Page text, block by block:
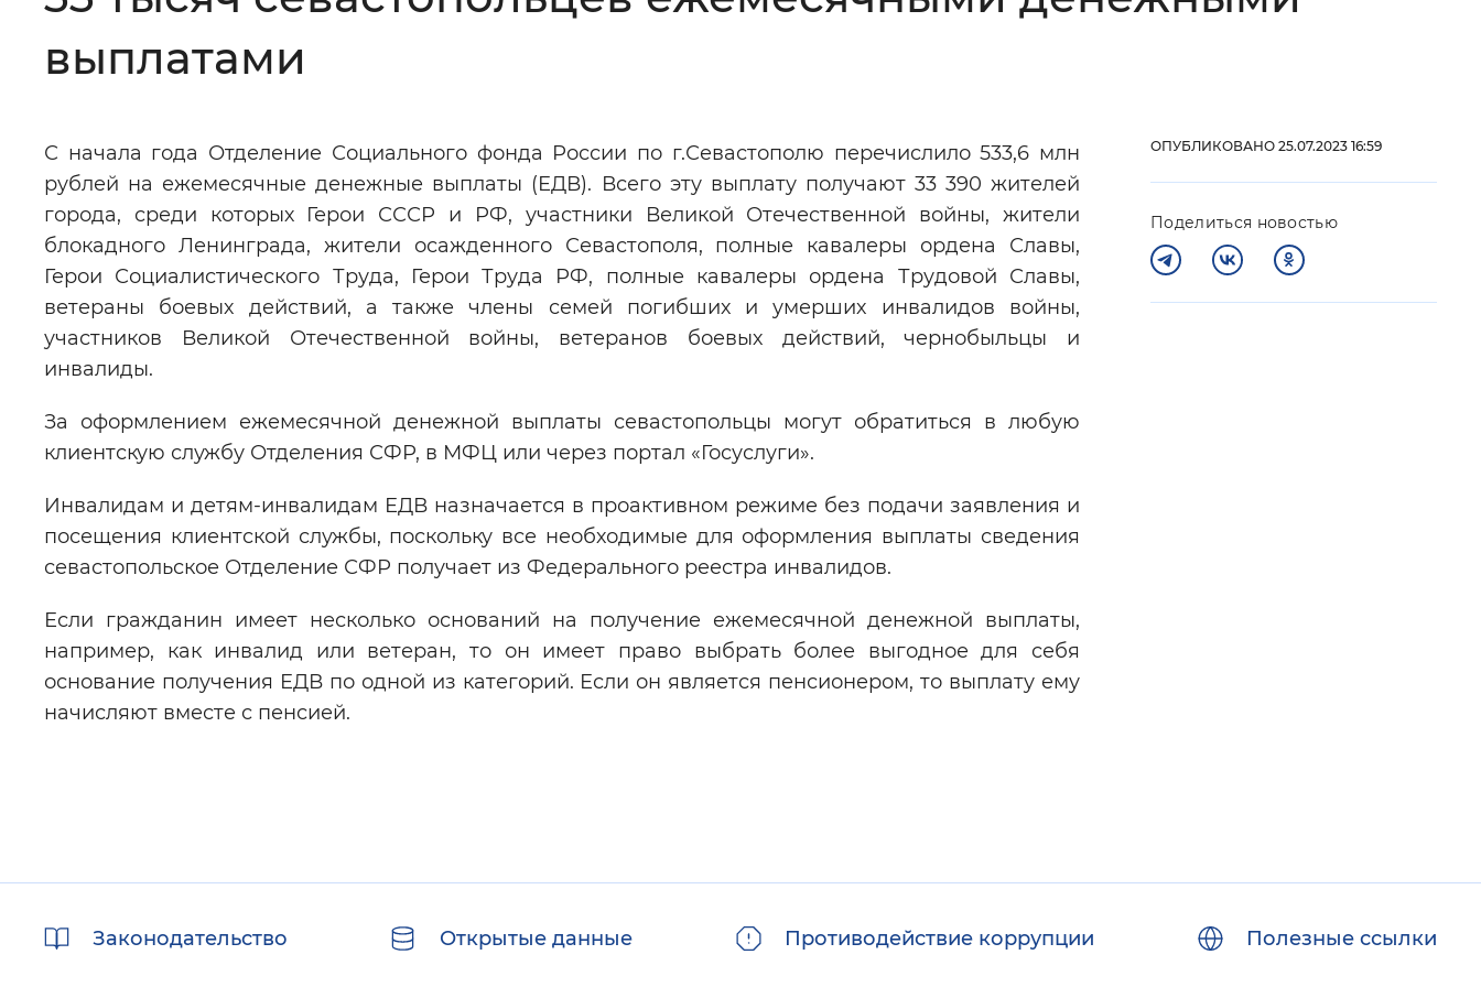
Звуковой ассистент: Воспроизвести Остановить Повторить
Вернуть стандартные настройки
выплатами
С начала года Отделение Социального фонда России по г.Севастополю перечислило 533,6 млн
рублей на ежемесячные денежные выплаты (ЕДВ). Всего эту выплату получают 33 390 жителей
города, среди которых Герои СССР и РФ, участники Великой Отечественной войны, жители
блокадного Ленинграда, жители осажденного Севастополя, полные кавалеры ордена Славы,
Герои Социалистического Труда, Герои Труда РФ, полные кавалеры ордена Трудовой Славы,
ветераны боевых действий, а также члены семей погибших и умерших инвалидов войны,
участников Великой Отечественной войны, ветеранов боевых действий, чернобыльцы и
инвалиды.
За оформлением ежемесячной денежной выплаты севастопольцы могут обратиться в любую
клиентскую службу Отделения СФР, в МФЦ или через портал «Госуслуги».
Инвалидам и детям-инвалидам ЕДВ назначается в проактивном режиме без подачи заявления и
посещения клиентской службы, поскольку все необходимые для оформления выплаты сведения
севастопольское Отделение СФР получает из Федерального реестра инвалидов.
Если гражданин имеет несколько оснований на получение ежемесячной денежной выплаты,
например, как инвалид или ветеран, то он имеет право выбрать более выгодное для себя
основание получения ЕДВ по одной из категорий. Если он является пенсионером, то выплату ему
начисляют вместе с пенсией.
ОПУБЛИКОВАНО 25.07.2023 16:59
Поделиться новостью
ссылкиЗаконодательство Открытые данные Противодействие коррупции Полезные ссылки